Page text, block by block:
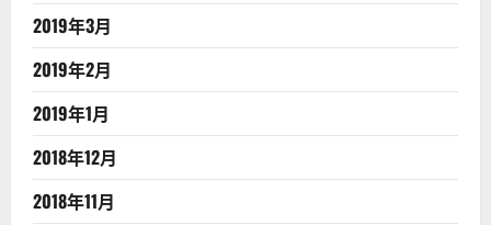
2019年3月
2019年2月
2019年1月
2018年12月
2018年11月